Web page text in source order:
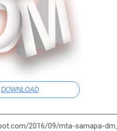
DOWNLOAD
2016/09/mta-samapa-